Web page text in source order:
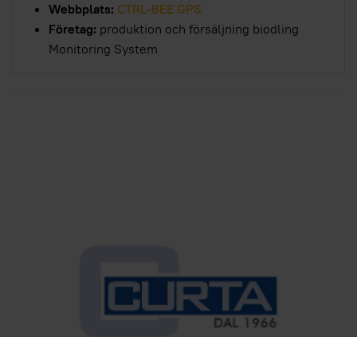
Webbplats: CTRL-BEE GPS
Företag: produktion och försäljning biodling
Monitoring System